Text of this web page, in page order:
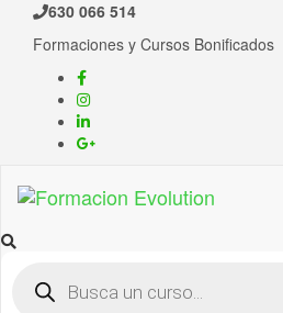
Saltar
contenido
630 066 514
Formaciones y Cursos Bonificados
productos